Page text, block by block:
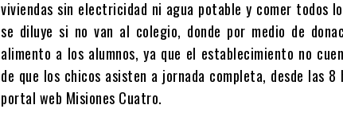
viviendas sin electricidad ni agua potable y comer todos
se diluye si no van al colegio, donde por medio de
alimento a los alumnos, ya que el establecimiento no
de que los chicos asisten a jornada completa, desde las
portal web Misiones Cuatro.